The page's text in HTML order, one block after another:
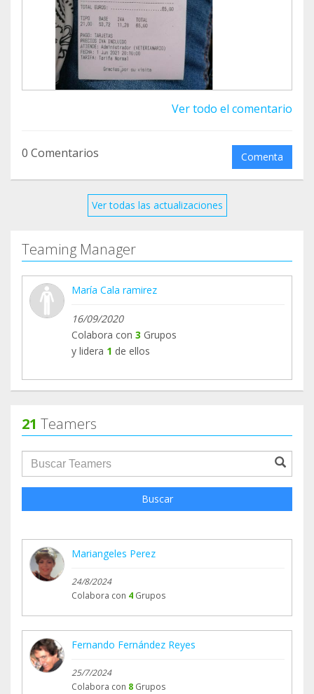
Ver todo el comentario
0 Comentarios Comenta
Ver todas las actualizaciones
Teaming Manager
María Cala ramirez
16/09/2020
Colabora con 3 Grupos
y lidera 1 de ellos
21 Teamers
groupProfile.searchForm.search.text???
Buscar
Mariangeles Perez
24/8/2024
Colabora con 4 Grupos
Fernando Fernández Reyes
25/7/2024
Colabora con 8 Grupos